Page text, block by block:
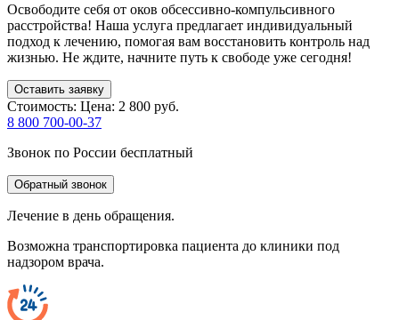
Освободите себя от оков обсессивно-компульсивного
расстройства! Наша услуга предлагает индивидуальный
подход к лечению, помогая вам восстановить контроль над
жизнью. Не ждите, начните путь к свободе уже сегодня!
Оставить заявку
Стоимость: Цена: 2 800 руб.
8 800 700-00-37
Звонок по России бесплатный
Обратный звонок
Лечение в день обращения.
Возможна транспортировка пациента до клиники под
надзором врача.